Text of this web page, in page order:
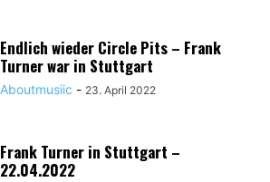
Endlich wieder Circle Pits – Frank
Turner war in Stuttgart
Aboutmusiic - 23. April 2022
Frank Turner in Stuttgart –
22.04.2022